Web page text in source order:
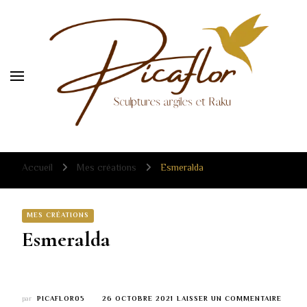
Sculpture céramique raku
Sculpture céramique raku
Accueil Mes créations Esmeralda
MES CRÉATIONS
Esmeralda
par PICAFLOR05 26 OCTOBRE 2021 LAISSER UN COMMENTAIRE